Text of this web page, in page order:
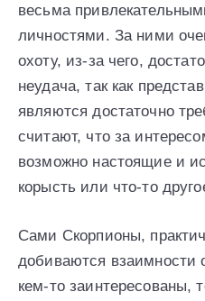
весьма
личностями. За ними
охоту, из-за чего,
неудача, так как
являются достаточно
считают, что за
возможно настоящие и
корысть или что-то
Сами Скорпионы,
добиваются
кем-то заинтересованы,